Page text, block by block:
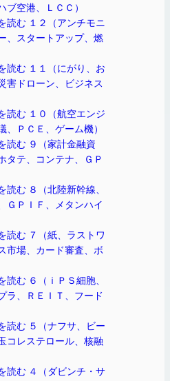
ブ空港、ＬＣＣ）
読む １２（アンチモニ
、スタートアップ、燃
読む １１（にがり、お
害ドローン、ビジネス
読む １０（航空エンジ
、ＰＣＥ、ゲーム機）
読む ９（家計金融資
タテ、コンテナ、ＧＰ
読む ８（北陸新幹線、
ＧＰＩＦ、メタンハイ
読む ７（紙、ラストワ
市場、カード審査、ボ
読む ６（ｉＰＳ細胞、
ラ、ＲＥＩＴ、フード
読む ５（ナフサ、ビー
コレステロール、核融
読む ４（ダビンチ・サ